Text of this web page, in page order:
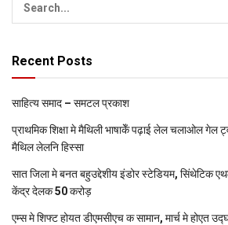
Recent Posts
साहित्य समाद – समटल प्रकाश
प्राथमिक शि‍क्षा मे मैथि‍ली भाषाकेँ पढ़ाई लेल चलाओल गेल
मैथिल लेलनि हिस्सा
सात जिला मे बनत बहुउद्देशीय इंडोर स्‍टेडि‍यम, सिंथेटिक
केंद्र देलक 50 करोड़
एम्स मे शिफ्ट होयत डीएमसीएच क सामान, मार्च मे होएत